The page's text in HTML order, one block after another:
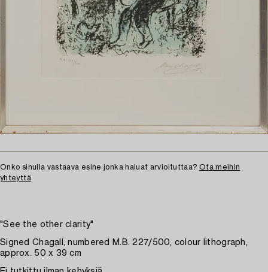
Onko sinulla vastaava esine jonka haluat arvioituttaa? Ota meihin
yhteyttä
"See the other clarity"
Signed Chagall, numbered M.B. 227/500, colour lithograph,
approx. 50 x 39 cm